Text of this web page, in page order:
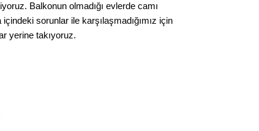
Balkonun olmadığı evlerde camı
sorunlar ile karşılaşmadığımız için
yerine takıyoruz.